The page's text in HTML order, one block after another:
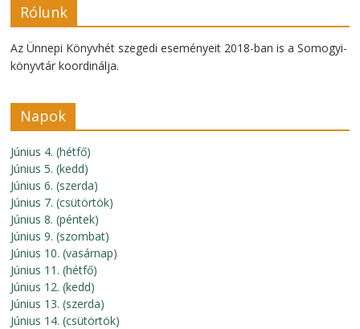
Rólunk
Az Ünnepi Könyvhét szegedi eseményeit 2018-ban is a Somogyi-
könyvtár koordinálja.
Napok
Június 4. (hétfő)
Június 5. (kedd)
Június 6. (szerda)
Június 7. (csütörtök)
Június 8. (péntek)
Június 9. (szombat)
Június 10. (vasárnap)
Június 11. (hétfő)
Június 12. (kedd)
Június 13. (szerda)
Június 14. (csütörtök)